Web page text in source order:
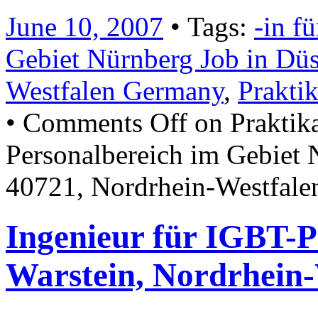
June 10, 2007 • Tags: -in
Gebiet Nürnberg Job in
Westfalen Germany,
• Comments Off on
Personalbereich im Gebiet
40721, Nordrhein-
Ingenieur für IGBT-
Warstein,